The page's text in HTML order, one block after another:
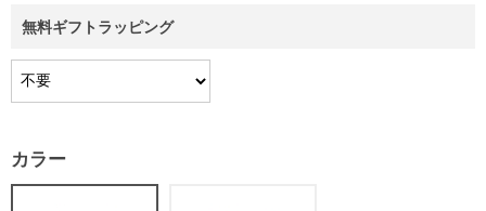
無料ギフトラッピング
カラー